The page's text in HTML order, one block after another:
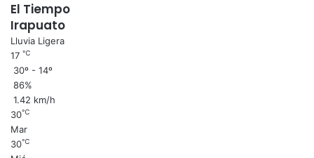
El Tiempo
Irapuato
Lluvia Ligera
17 ℃
30º - 14º
86%
1.42 km/h
30℃
Mar
30℃